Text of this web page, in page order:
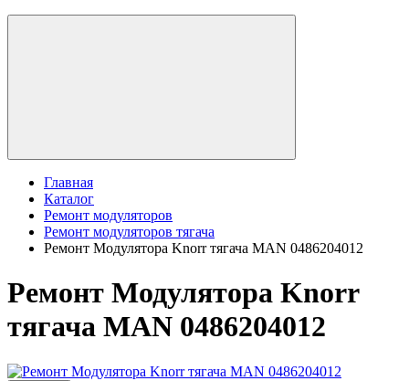
Главная
Каталог
Ремонт модуляторов
Ремонт модуляторов тягача
Ремонт Модулятора Knorr тягача MAN 0486204012
Ремонт Модулятора Knorr
тягача MAN 0486204012